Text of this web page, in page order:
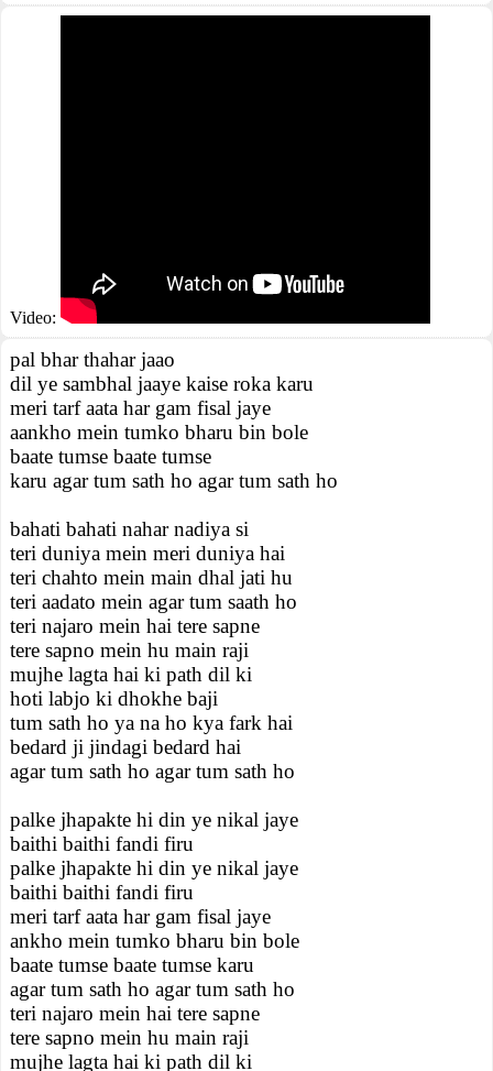
Video:
pal bhar thahar jaao
dil ye sambhal jaaye kaise roka karu
meri tarf aata har gam fisal jaye
aankho mein tumko bharu bin bole
baate tumse baate tumse
karu agar tum sath ho agar tum sath ho
bahati bahati nahar nadiya si
teri duniya mein meri duniya hai
teri chahto mein main dhal jati hu
teri aadato mein agar tum saath ho
teri najaro mein hai tere sapne
tere sapno mein hu main raji
mujhe lagta hai ki path dil ki
hoti labjo ki dhokhe baji
tum sath ho ya na ho kya fark hai
bedard ji jindagi bedard hai
agar tum sath ho agar tum sath ho
palke jhapakte hi din ye nikal jaye
baithi baithi fandi firu
palke jhapakte hi din ye nikal jaye
baithi baithi fandi firu
meri tarf aata har gam fisal jaye
ankho mein tumko bharu bin bole
baate tumse baate tumse karu
agar tum sath ho agar tum sath ho
teri najaro mein hai tere sapne
tere sapno mein hu main raji
mujhe lagta hai ki path dil ki